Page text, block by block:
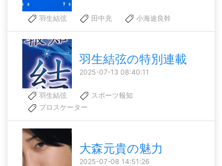
羽生結弦 田中充 小海途良幹
羽生結弦の特別連載
2025-07-13 08:40:11
羽生結弦
スポーツ報知
プロスケーター
大森元貴の魅力
2025-07-08 14:51:26